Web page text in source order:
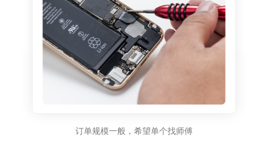
订单规模一般，希望单个找师傅